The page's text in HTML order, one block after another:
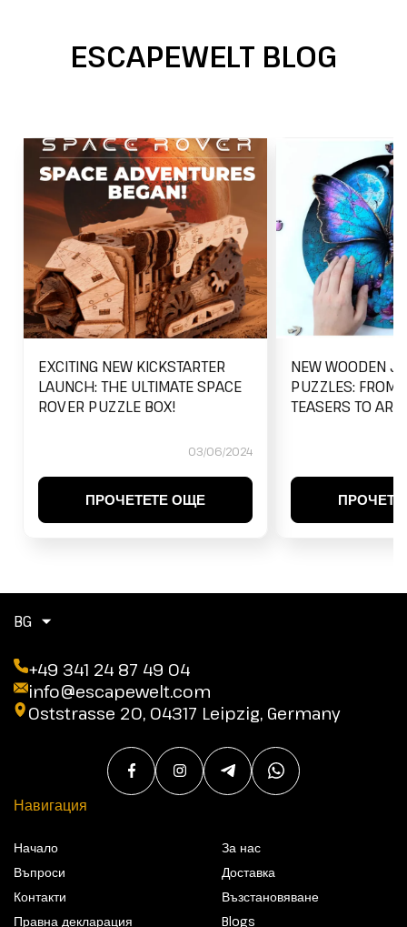
ESCAPEWELT BLOG
EXCITING NEW KICKSTARTER
LAUNCH: THE ULTIMATE SPACE
ROVER PUZZLE BOX!
03/06/2024
ПРОЧЕТЕТЕ ОЩЕ
NEW WOODEN
PUZZLES: FROM
TEASERS TO
BG
+49 341 24 87 49 04
info@escapewelt.com
Oststrasse 20, 04317 Leipzig, Germany
Навигация
Начало
Въпроси
Контакти
Правна декларация
За нас
Доставка
Възстановяване
Blogs